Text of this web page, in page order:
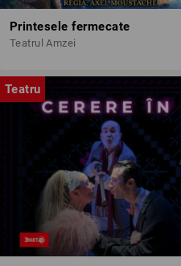
Printesele fermecate
Teatrul Amzei
Teatru